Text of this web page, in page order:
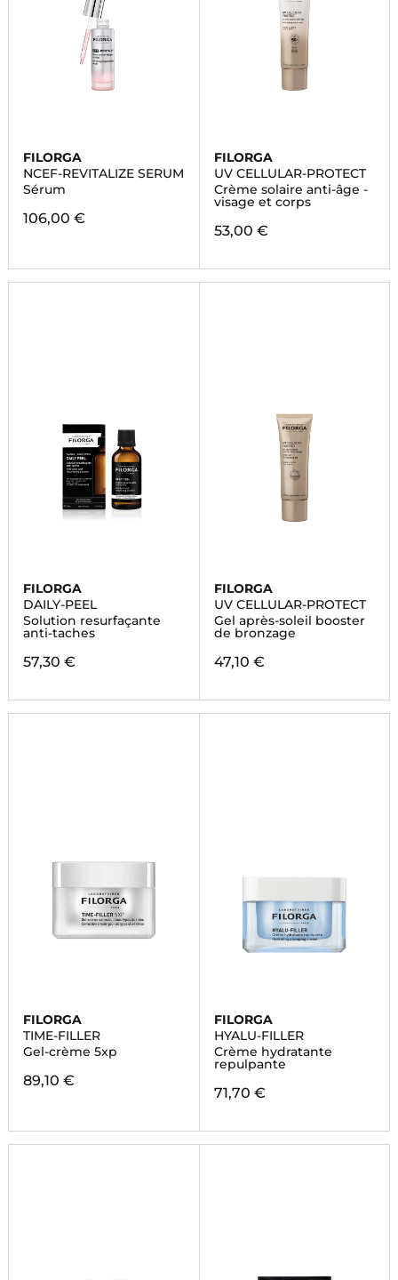
FILORGA
NCEF-REVITALIZE SERUM
Sérum
106,00 €
FILORGA
UV CELLULAR-PROTECT
Crème solaire anti-âge -
visage et corps
53,00 €
FILORGA
DAILY-PEEL
Solution resurfaçante
anti-taches
57,30 €
FILORGA
UV CELLULAR-PROTECT
Gel après-soleil booster
de bronzage
47,10 €
FILORGA
TIME-FILLER
Gel-crème 5xp
89,10 €
FILORGA
HYALU-FILLER
Crème hydratante
repulpante
71,70 €